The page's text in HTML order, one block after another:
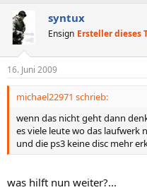
syntux
Ensign Ersteller dieses
16. Juni 2009
michael22971 schrieb:
wenn das nicht geht dann
es viele leute wo das laufwerk
und die ps3 keine disc mehr
was hilft nun weiter?...